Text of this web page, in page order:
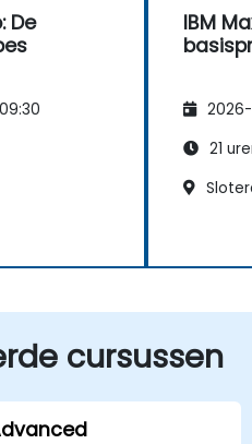
De
IBM
21
cursussen